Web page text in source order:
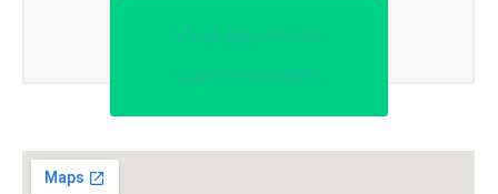
Vind geschikte
taartenwinkels